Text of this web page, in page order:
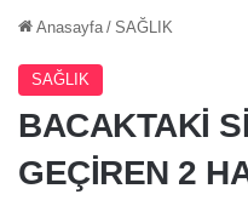
Anasayfa / SAĞLIK
SAĞLIK
BACAKTAKİ
GEÇİREN 2